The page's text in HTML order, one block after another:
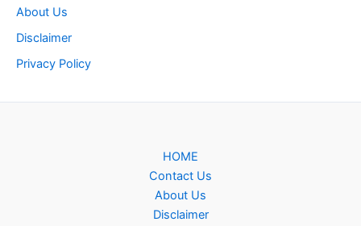
About Us
Disclaimer
Privacy Policy
HOME
Contact Us
About Us
Disclaimer